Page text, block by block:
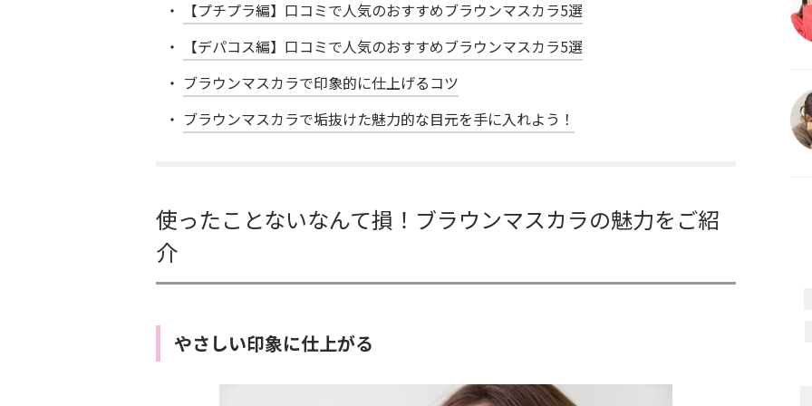
【プチプラ編】口コミで人気のおすすめブラウンマスカラ5選
【デパコス編】口コミで人気のおすすめブラウンマスカラ5選
ブラウンマスカラで印象的に仕上げるコツ
ブラウンマスカラで垢抜けた魅力的な目元を手に入れよう！
使ったことないなんて損！ブラウンマスカラの魅力をご紹
介
やさしい印象に仕上がる